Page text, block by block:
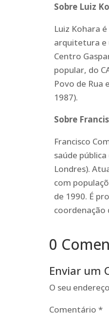
Sobre Luiz
Luiz Kohara
arquitetura e
Centro
popular, do
Povo de Rua
1987).
Sobre
Francisco
saúde
Londres).
com
de 1990. É
coordenação
0
Enviar um
O seu
Comentário *